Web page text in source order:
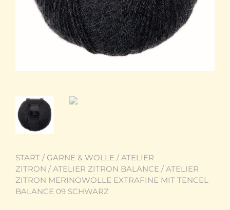
START / GARNE & WOLLE /ATELIER
ZITRON /ATELIER ZITRON BALANCE / ATELIER
ZITRON MERINOWOLLE EXTRAFINE MIT TENCEL
BALANCE 09 SCHWARZ